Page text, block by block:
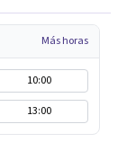
Más horas
10:00
13:00